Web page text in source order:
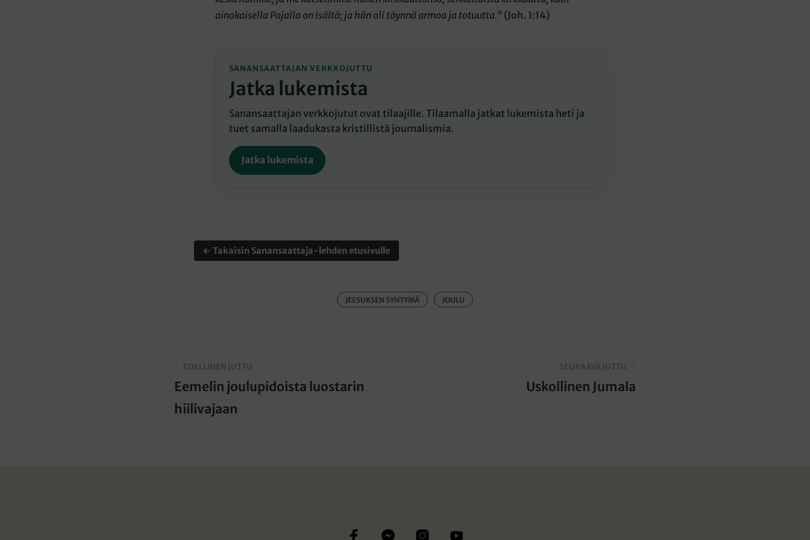
ainokaisella Pojalla on Isältä; ja hän oli täynnä armoa ja totuutta.” (Joh. 1:14)
SANANSAATTAJAN VERKKOJUTTU
Jatka lukemista
Sanansaattajan verkkojutut ovat tilaajille. Tilaamalla jatkat lukemista heti ja
tuet samalla laadukasta kristillistä journalismia.
Jatka lukemista
← Takaisin Sanansaattaja-lehden etusivulle
JEESUKSEN SYNTYMÄ JOULU
EDELLINEN JUTTU
Eemelin joulupidoista luostarin
hiilivajaan
SEURAAVA JUTTU
Uskollinen Jumala